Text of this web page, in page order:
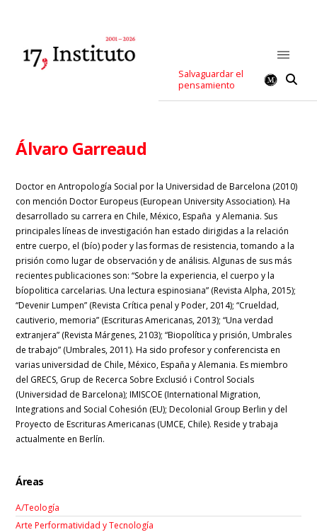
Salvaguardar el
pensamiento
Álvaro Garreaud
Doctor en Antropología Social por la Universidad de Barcelona (2010)
con mención Doctor Europeus (European University Association). Ha
desarrollado su carrera en Chile, México, España y Alemania. Sus
principales líneas de investigación han estado dirigidas a la relación
entre cuerpo, el (bío) poder y las formas de resistencia, tomando a la
prisión como lugar de observación y de análisis. Algunas de sus más
recientes publicaciones son: “Sobre la experiencia, el cuerpo y la
bíopolitica carcelarias. Una lectura espinosiana” (Revista Alpha, 2015);
“Devenir Lumpen” (Revista Crítica penal y Poder, 2014); “Crueldad,
cautiverio, memoria” (Escrituras Americanas, 2013); “Una verdad
extranjera” (Revista Márgenes, 2103); “Biopolítica y prisión, Umbrales
de trabajo” (Umbrales, 2011). Ha sido profesor y conferencista en
varias universidad de Chile, México, España y Alemania. Es miembro
del GRECS, Grup de Recerca Sobre Exclusió i Control Socials
(Universidad de Barcelona); IMISCOE (International Migration,
Integrations and Social Cohesión (EU); Decolonial Group Berlin y del
Proyecto de Escrituras Americanas (UMCE, Chile). Reside y trabaja
actualmente en Berlín.
Áreas
A/Teología
Arte Performatividad y Tecnología